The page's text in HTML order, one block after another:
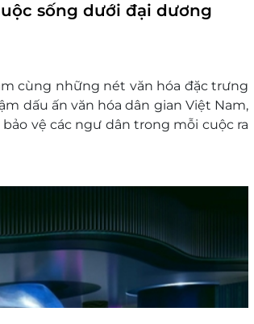
sống dưới đại dương
cùng những nét văn hóa đặc trưng
dấu ấn văn hóa dân gian Việt Nam,
vệ các ngư dân trong mỗi cuộc ra